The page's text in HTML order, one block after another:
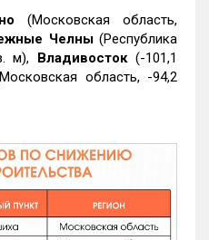
(Московская область,
Челны(Республика
м), Владивосток(-101,1
область, -94,2